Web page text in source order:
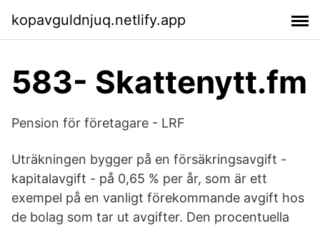
kopavguldnjuq.netlify.app
583- Skattenytt.fm
Pension för företagare - LRF
Uträkningen bygger på en försäkringsavgift -
kapitalavgift - på 0,65 % per år, som är ett
exempel på en vanligt förekommande avgift hos
de bolag som tar ut avgifter. Den procentuella